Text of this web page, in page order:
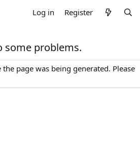
Log in Register
some problems.
page was being generated. Please